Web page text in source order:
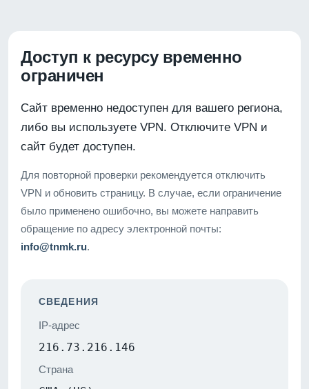
Доступ к ресурсу временно
ограничен
Сайт временно недоступен для вашего региона,
либо вы используете VPN. Отключите VPN и
сайт будет доступен.
Для повторной проверки рекомендуется отключить
VPN и обновить страницу. В случае, если ограничение
было применено ошибочно, вы можете направить
обращение по адресу электронной почты:
info@tnmk.ru.
СВЕДЕНИЯ
IP-адрес
216.73.216.146
Страна